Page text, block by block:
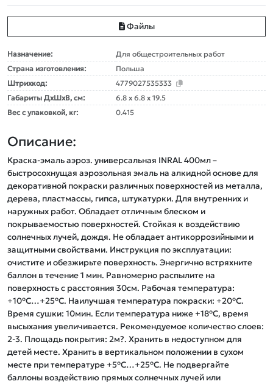
Файлы
Назначение:
Для общестроительных работ
Страна изготовления:
Польша
Штрихкод:
4779027535333
Габариты ДxШxВ, см:
6.8 x 6.8 x 19.5
Вес с упаковкой, кг:
0.415
Описание:
Краска-эмаль аэроз. универсальная INRAL 400мл –
быстросохнущая аэрозольная эмаль на алкидной основе для
декоративной покраски различных поверхностей из металла,
дерева, пластмассы, гипса, штукатурки. Для внутренних и
наружных работ. Обладает отличным блеском и
покрываемостью поверхностей. Стойкая к воздействию
солнечных лучей, дождя. Не обладает антикоррозийными и
защитными свойствами. Инструкция по эксплуатации:
очистите и обезжирьте поверхность. Энергично встряхните
баллон в течение 1 мин. Равномерно распылите на
поверхность с расстояния 30см. Рабочая температура:
+10°C…+25°C. Наилучшая температура покраски: +20°C.
Время сушки: 10мин. Если температура ниже +18°C, время
высыхания увеличивается. Рекомендуемое количество слоев:
2-3. Площадь покрытия: 2м?. Хранить в недоступном для
детей месте. Хранить в вертикальном положении в сухом
месте при температуре +5°C…+25°C. Не подвергайте
баллоны воздействию прямых солнечных лучей или